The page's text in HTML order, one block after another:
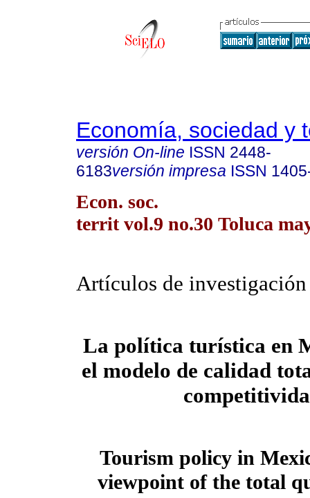
Economía, sociedad y
versión On-line ISSN 2448-
6183versión impresa ISSN
Econ. soc.
territ vol.9 no.30 Toluca
Artículos de investigación
La política turística en
el modelo de calidad
Tourism policy in
viewpoint of the total